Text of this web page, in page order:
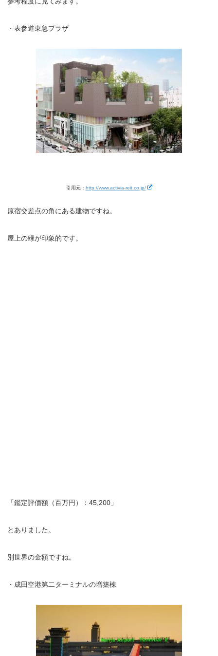
・表参道東急プラザ
引用元： http://www.activia-reit.co.jp/
原宿交差点の角にある建物ですね。
屋上の緑が印象的です。
「鑑定評価額（百万円）：45,200」
とありました。
別世界の金額ですね。
・成田空港第二ターミナルの増築棟